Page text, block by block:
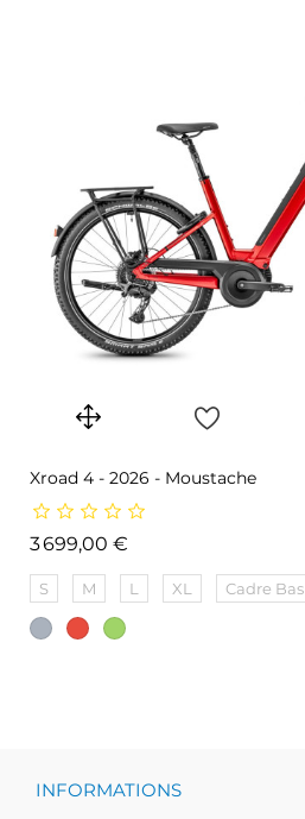
Xroad 4 - 2026 - Moustache
3 699,00 €
S M L XL Cadre Bas
INFORMATIONS